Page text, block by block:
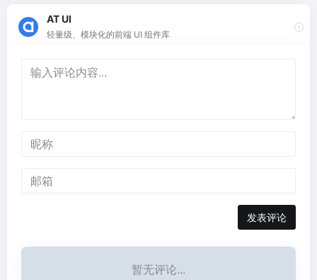
AT UI
轻量级、模块化的前端 UI 组件库
发表评论
暂无评论...